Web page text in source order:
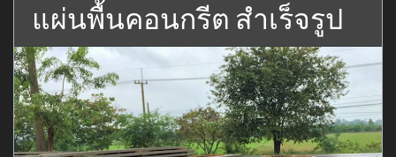
แผ่นพื้นคอนกรีต สำเร็จรูป